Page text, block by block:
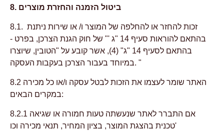
8.1. זכות להחזר או להחלפה של המוצר ו/ או שירות ניתנת
בהתאם להוראות סעיף 14 "ג '" של חוק הגנת הצרכן, בפרט -
בהתאם לסעיף 14 "ג" (4), אשר קובע על "הטובין, שיוצרו
במיוחד בעבור הצרכן בעקבות העסקה. "
8.2 האתר שומר לעצמו את הזכות לבטל עסקה ו/או כל מכירה
במקרים הבאים:
8.2.1 אם התברר לאתר שנעשתה טעות חמורה או שגיאה
טכנית בהצגת המוצר, בציון המחיר, תנאי מכירה וכו'